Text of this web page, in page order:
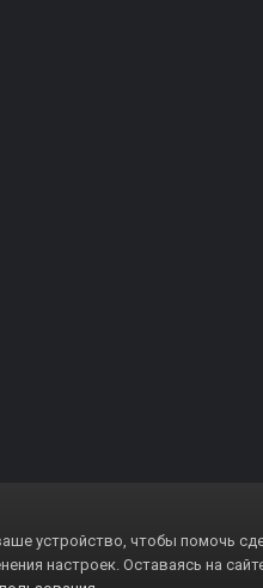
устройство, чтобы помочь
настроек. Оставаясь на